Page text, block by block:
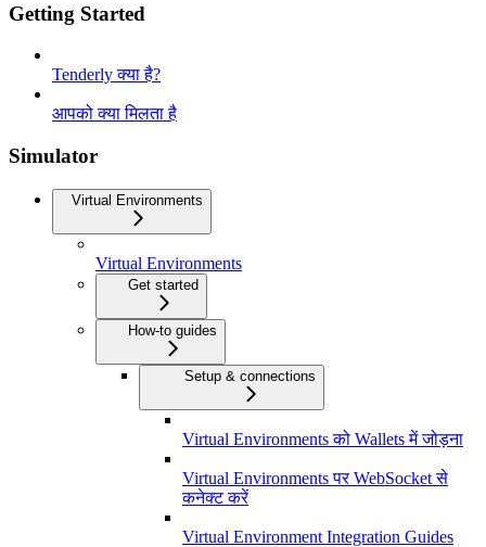
Getting Started
Tenderly क्या है?
आपको क्या मिलता है
Simulator
Virtual Environments
Virtual Environments
Get started
How-to guides
Setup & connections
Virtual Environments को Wallets में जोड़ना
Virtual Environments पर WebSocket से
कनेक्ट करें
Virtual Environment Integration Guides